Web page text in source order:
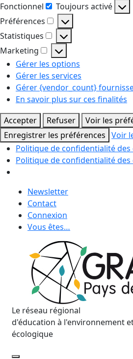
Fonctionnel
Fonctionnel
Toujours activé
Préférences
Préférences
Statistiques
Statistiques
Marketing
Marketing
Gérer les options
Gérer les services
Gérer {vendor_count}
En savoir plus sur ces finalités
Accepter
Refuser
Voir les
Enregistrer les préférences Voir
Politique de confidentialité des
Politique de confidentialité des
content
Newsletter
Contact
Connexion
Vous êtes…
Le réseau régional
d'éducation à l'environnement
écologique